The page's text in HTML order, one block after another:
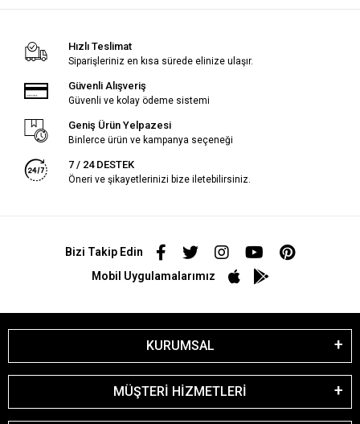
Hızlı Teslimat
Siparişleriniz en kısa sürede elinize ulaşır.
Güvenli Alışveriş
Güvenli ve kolay ödeme sistemi
Geniş Ürün Yelpazesi
Binlerce ürün ve kampanya seçeneği
7 / 24 DESTEK
Öneri ve şikayetlerinizi bize iletebilirsiniz.
Bizi Takip Edin
Mobil Uygulamalarımız
KURUMSAL
MÜŞTERİ HİZMETLERİ